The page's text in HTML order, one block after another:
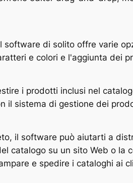
software di solito offre varie
e colori e l'aggiunta dei
i prodotti inclusi nel
il sistema di gestione dei
il software può aiutarti a
catalogo su un sito Web o
e spedire i cataloghi ai